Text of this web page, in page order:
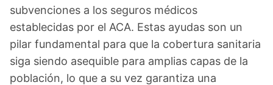
subvenciones a los seguros médicos
establecidas por el ACA. Estas ayudas son un
pilar fundamental para que la cobertura sanitaria
siga siendo asequible para amplias capas de la
población, lo que a su vez garantiza una